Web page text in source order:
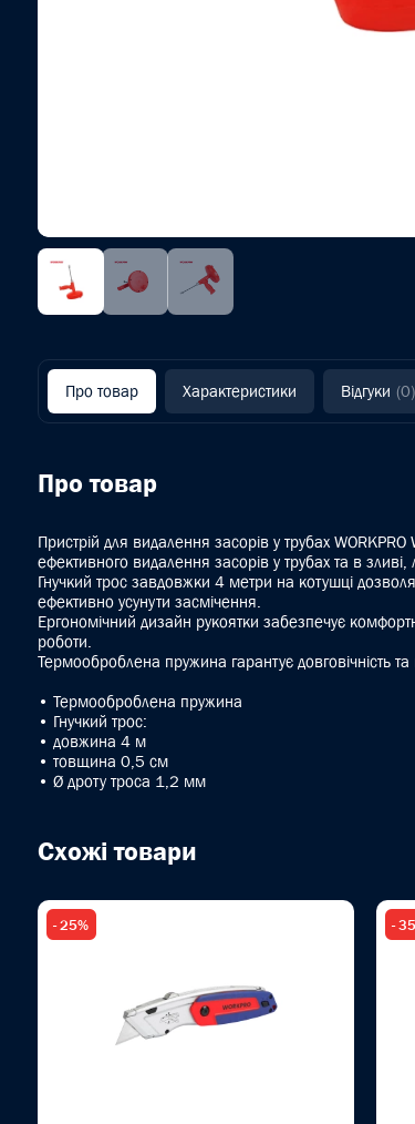
Про товар Характеристики Відгуки (0)
Про товар
Пристрій для видалення засорів у трубах
ефективного видалення засорів у трубах та в зливі,
Гнучкий трос завдовжки 4 метри на котушці
ефективно усунути засмічення.
Ергономічний дизайн рукоятки забезпечує
роботи.
Термооброблена пружина гарантує довговічність та
• Термооброблена пружина
• Гнучкий трос:
• довжина 4 м
• товщина 0,5 см
• Ø дроту троса 1,2 мм
Схожі товари
- 25% -